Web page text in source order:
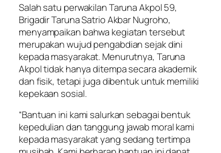
Salah satu perwakilan Taruna Akpol 59,
Brigadir Taruna Satrio Akbar Nugroho,
menyampaikan bahwa kegiatan tersebut
merupakan wujud pengabdian sejak dini
kepada masyarakat. Menurutnya, Taruna
Akpol tidak hanya ditempa secara akademik
dan fisik, tetapi juga dibentuk untuk memiliki
kepekaan sosial.
“Bantuan ini kami salurkan sebagai bentuk
kepedulian dan tanggung jawab moral kami
kepada masyarakat yang sedang tertimpa